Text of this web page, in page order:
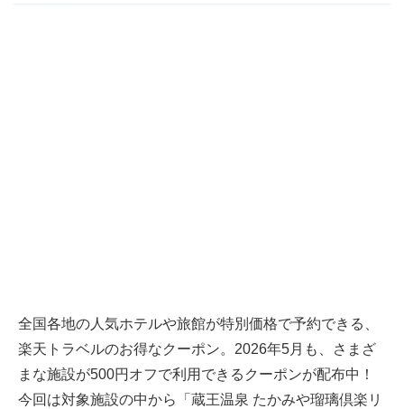
全国各地の人気ホテルや旅館が特別価格で予約できる、
楽天トラベルのお得なクーポン。2026年5月も、さまざ
まな施設が500円オフで利用できるクーポンが配布中！
今回は対象施設の中から「蔵王温泉 たかみや瑠璃倶楽リ